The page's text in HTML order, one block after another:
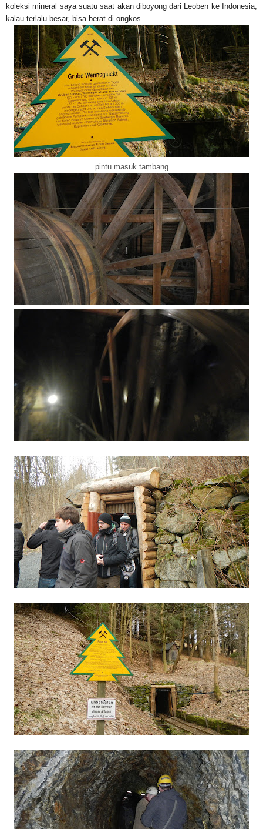
koleksi mineral saya suatu saat akan diboyong dari Leoben ke Indonesia,
kalau terlalu besar, bisa berat di ongkos.
pintu masuk tambang